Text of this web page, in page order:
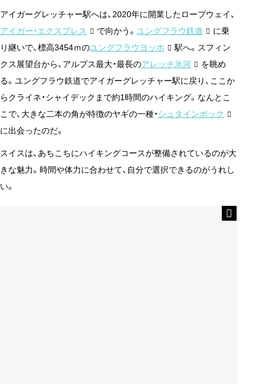
アイガーグレッチャー駅へは、2020年に開業したロープウェイ、
アイガー・エクスプレス
で向かう。 ユングフラウ鉄道
に乗
り継いで、標高3454ｍのユングフラウヨッホ
駅へ。スフィン
クス展望台から、アルプス最大・最長のアレッチ氷河
を眺め
る。ユングフラウ鉄道でアイガーグレッチャー駅に戻り、ここか
らクライネ・シャイデックまで約1時間のハイキング。なんとこ
こで、大きな二本の角が特徴のヤギの一種・シュタインボック
に出会ったのだ。
スイスは、あちこちにハイキングコースが整備されているのが大
きな魅力。時間や体力に合わせて、自分で選択できるのがうれし
い。